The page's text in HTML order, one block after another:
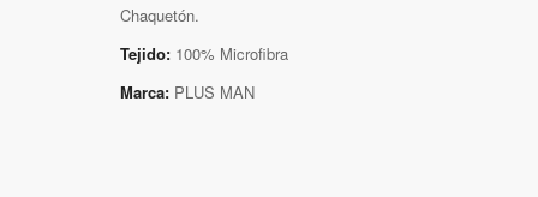
Chaquetón.
Tejido: 100% Microfibra
Marca: PLUS MAN